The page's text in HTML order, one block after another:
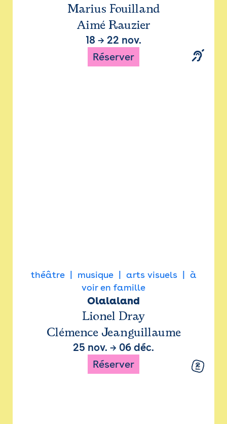
Marius Fouilland
Aimé Rauzier
18 → 22 nov.
Réserver
théâtre musique arts visuels
à
voir en famille
Olalaland
Lionel Dray
Clémence Jeanguillaume
25 nov. → 06 déc.
Réserver